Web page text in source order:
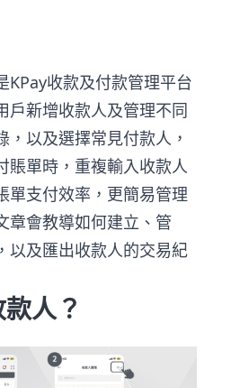
KPay收款及付款管理平台
戶新增收款人及管理不同
，以及選擇常見付款人，
賬單時，重複輸入收款人
單支付效率，更簡易管理
章會教導如何建立、管
以及匯出收款人的交易紀
人？